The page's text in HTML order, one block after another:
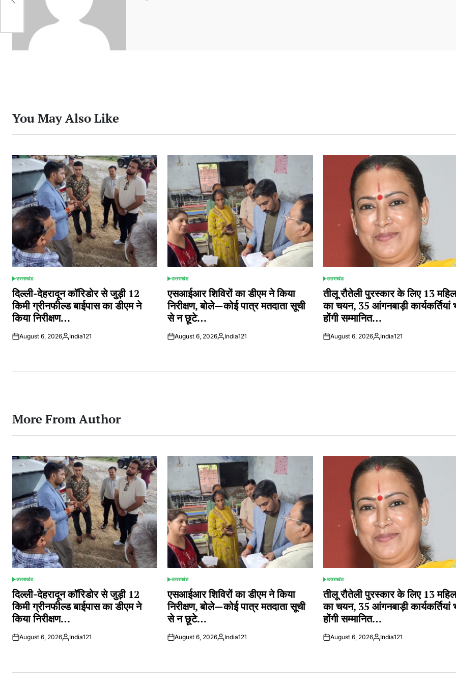
You May Also Like
POSTED
IN
उत्तराखंड
दिल्ली-देहरादून कॉरिडोर से जुड़ी 12
किमी ग्रीनफील्ड बाईपास का डीएम ने
किया निरीक्षण…
August 6, 2026Posted
India121
POSTED
IN
उत्तराखंड
एसआईआर शिविरों का डीएम ने किया
निरीक्षण, बोले—कोई पात्र मतदाता सूची
से न छूटे…
August 6, 2026Posted
India121
POSTED
IN
उत्तराखंड
तीलू रौतेली पुरस्कार के लिए 13
का चयन, 35 आंगनबाड़ी कार्यकर्तियां
होंगी सम्मानित…
August 6, 2026Posted
India121
More From Author
POSTED
IN
उत्तराखंड
दिल्ली-देहरादून कॉरिडोर से जुड़ी 12
किमी ग्रीनफील्ड बाईपास का डीएम ने
किया निरीक्षण…
August 6, 2026Posted
India121
POSTED
IN
उत्तराखंड
एसआईआर शिविरों का डीएम ने किया
निरीक्षण, बोले—कोई पात्र मतदाता सूची
से न छूटे…
August 6, 2026Posted
India121
POSTED
IN
उत्तराखंड
तीलू रौतेली पुरस्कार के लिए 13
का चयन, 35 आंगनबाड़ी कार्यकर्तियां
होंगी सम्मानित…
August 6, 2026Posted
India121